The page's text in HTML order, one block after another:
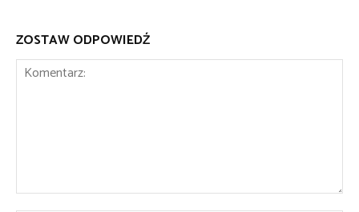
ZOSTAW ODPOWIEDŹ